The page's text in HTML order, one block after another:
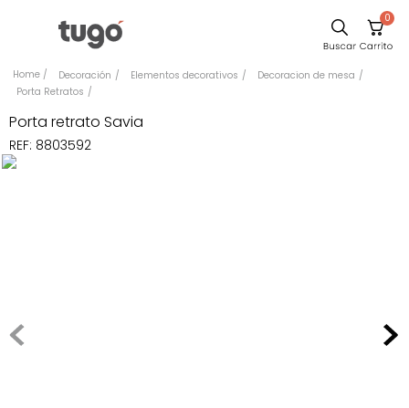
0
Decoración Elementos decorativos
Decoracion de mesa
Porta Retratos
Porta retrato Savia
REF: 8803592
Escritorio
Sillas